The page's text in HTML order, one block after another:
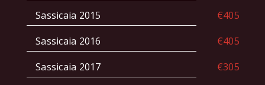
Sassicaia 2015
€405
Sassicaia 2016
€405
Sassicaia 2017
€305